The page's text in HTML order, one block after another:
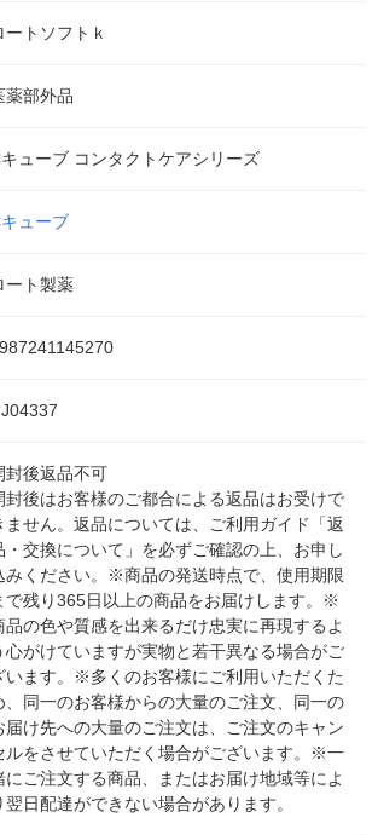
ートソフトｋ
薬部外品
ューブ コンタクトケアシリーズ
ューブ
ート製薬
封後返品不可
封後はお客様のご都合による返品はお受けで
ません。返品については、ご利用ガイド「返
・交換について」を必ずご確認の上、お申し
みください。※商品の発送時点で、使用期限
で残り365日以上の商品をお届けします。※
品の色や質感を出来るだけ忠実に再現するよ
心がけていますが実物と若干異なる場合がご
います。※多くのお客様にご利用いただくた
、同一のお客様からの大量のご注文、同一の
届け先への大量のご注文は、ご注文のキャン
ルをさせていただく場合がございます。※一
にご注文する商品、またはお届け地域等によ
翌日配達ができない場合があります。